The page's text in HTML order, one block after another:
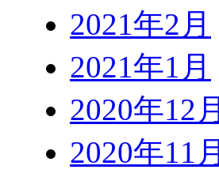
2021年2月
2021年1月
2020年12月
2020年11月